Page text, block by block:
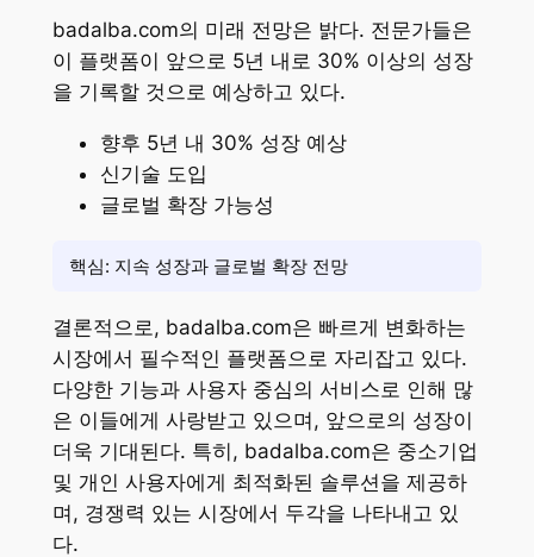
badalba.com의 미래 전망은 밝다. 전문가들은
이 플랫폼이 앞으로 5년 내로 30% 이상의 성장
을 기록할 것으로 예상하고 있다.
향후 5년 내 30% 성장 예상
신기술 도입
글로벌 확장 가능성
핵심: 지속 성장과 글로벌 확장 전망
결론적으로, badalba.com은 빠르게 변화하는
시장에서 필수적인 플랫폼으로 자리잡고 있다.
다양한 기능과 사용자 중심의 서비스로 인해 많
은 이들에게 사랑받고 있으며, 앞으로의 성장이
더욱 기대된다. 특히, badalba.com은 중소기업
및 개인 사용자에게 최적화된 솔루션을 제공하
며, 경쟁력 있는 시장에서 두각을 나타내고 있
다.